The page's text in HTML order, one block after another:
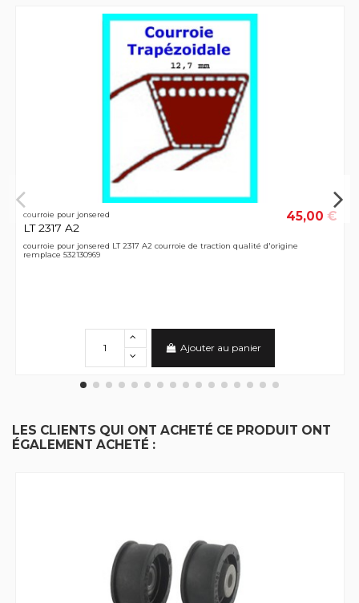
courroie pour jonsered
LT 2317 A2
45,00 €
courroie pour jonsered LT 2317 A2 courroie de traction qualité d'origine
remplace 532130969
Ajouter au panier
LES CLIENTS QUI ONT ACHETÉ CE PRODUIT ONT
ÉGALEMENT ACHETÉ :